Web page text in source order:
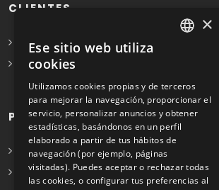
CLIENTES
Solicita Presupuesto Gratis
Preguntas frecuentes
PROFESIONALES
Info para profesionales
Registrarse
×
Ese sitio web utiliza
cookies
Utilizamos cookies propias y de terceros
para mejorar la navegación, proporcionar el
servicio, personalizar anuncios y obtener
estadísticas, basándonos en un perfil
elaborado a partir de tus hábitos de
navegación (por ejemplo, páginas
visitadas). Puedes aceptar o rechazar todas
las cookies, o configurar tus preferencias al